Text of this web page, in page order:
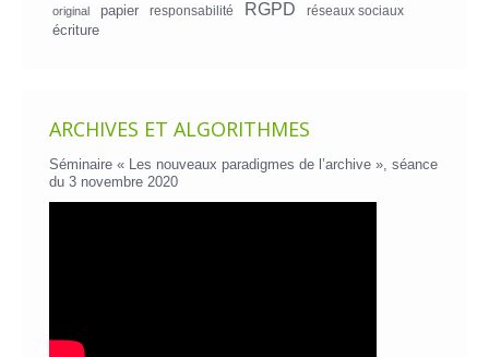
original papier responsabilité RGPD réseaux sociaux
écriture
ARCHIVES ET ALGORITHMES
Séminaire « Les nouveaux paradigmes de l’archive », séance
du 3 novembre 2020